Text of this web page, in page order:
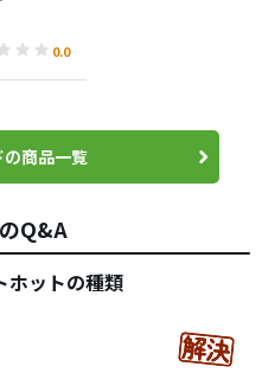
0.0
商品一覧
Q&A
ットの種類